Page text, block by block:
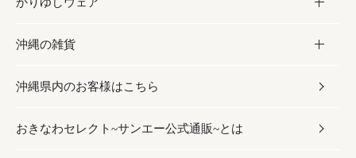
乾物／粉類
しょうゆ
みそ
だし／スパイス／島唐辛子
伝統菓子
スナック
おつまみ
ビール・チューハイ
ワイン・ウィスキー・カクテル
ドリンク
スキンケア
ボディケア
ヘアケア
かりゆしウェア
メンズ
レディース
沖縄の雑貨
雑貨
沖縄ファッション
沖縄県内のお客様はこちら
おきなわセレクト~サンエー公式通販~とは